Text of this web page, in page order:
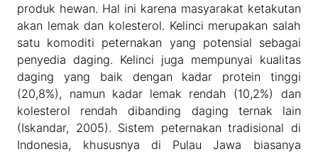
produk hewan. Hal ini karena masyarakat ketakutan
akan lemak dan kolesterol. Kelinci merupakan salah
satu komoditi peternakan yang potensial sebagai
penyedia daging. Kelinci juga mempunyai kualitas
daging yang baik dengan kadar protein tinggi
(20,8%), namun kadar lemak rendah (10,2%) dan
kolesterol rendah dibanding daging ternak lain
(Iskandar, 2005). Sistem peternakan tradisional di
Indonesia, khususnya di Pulau Jawa biasanya